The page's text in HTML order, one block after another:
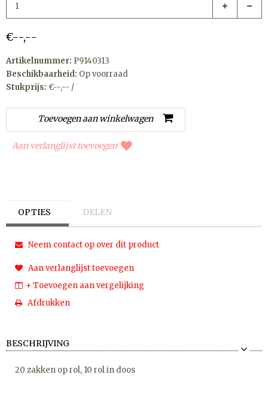
€--,--
Artikelnummer: P9140313
Beschikbaarheid: Op voorraad
Stukprijs: €--,-- /
Aan verlanglijst toevoegen
OPTIES DELEN
Neem contact op over dit product
Aan verlanglijst toevoegen
+ Toevoegen aan vergelijking
Afdrukken
BESCHRIJVING
20 zakken op rol, 10 rol in doos